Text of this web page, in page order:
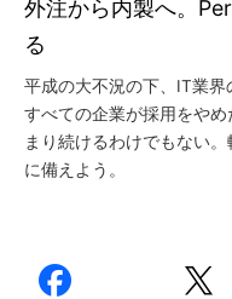
外注から内製へ。
る
平成の大不況の下、IT業界
すべての企業が採用をや
まり続けるわけでもない
に備えよう。